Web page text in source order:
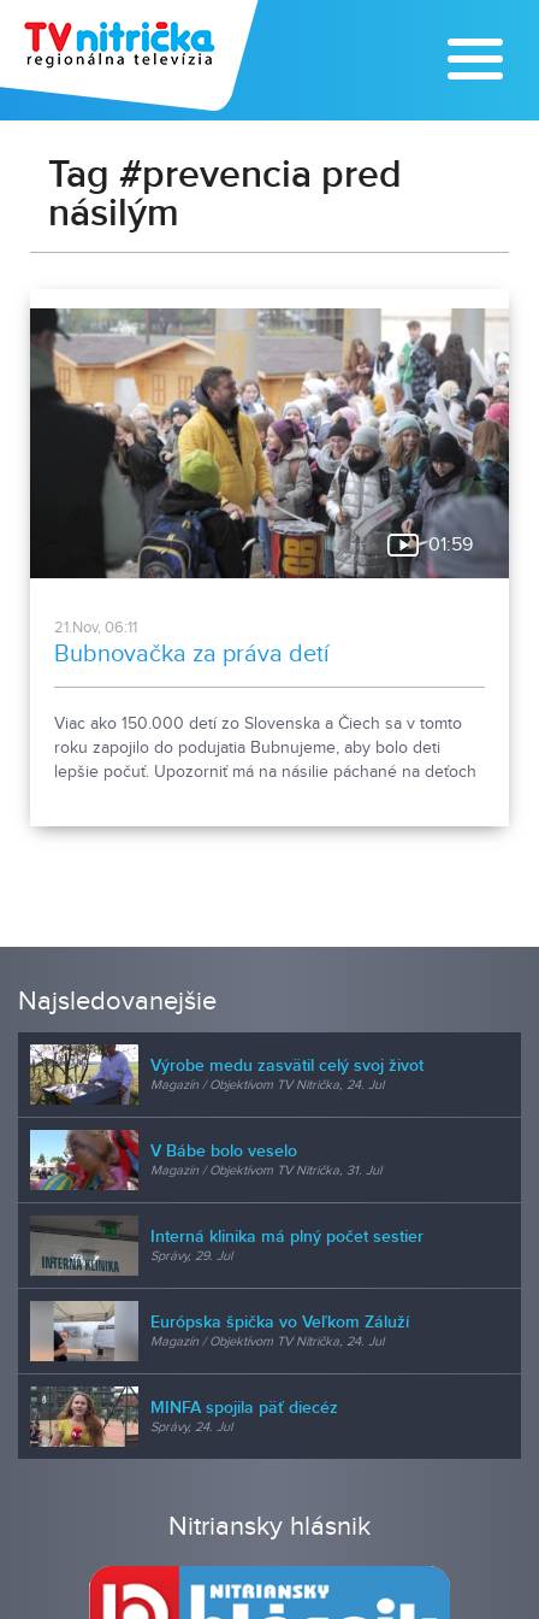
Tag #prevencia pred
násilým
01:59
21.Nov, 06:11
Bubnovačka za práva detí
Viac ako 150.000 detí zo Slovenska a Čiech sa v tomto
roku zapojilo do podujatia Bubnujeme, aby bolo deti
lepšie počuť. Upozorniť má na násilie páchané na deťoch
Najsledovanejšie
Výrobe medu zasvätil celý svoj život
Magazín / Objektívom TV Nitrička, 24. Jul
V Bábe bolo veselo
Magazín / Objektívom TV Nitrička, 31. Jul
Interná klinika má plný počet sestier
Správy, 29. Jul
Európska špička vo Veľkom Záluží
Magazín / Objektívom TV Nitrička, 24. Jul
MINFA spojila päť diecéz
Správy, 24. Jul
Nitriansky hlásnik